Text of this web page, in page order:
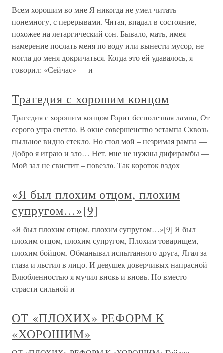
Всем хорошим во мне Я никогда не умел читать
понемногу, с перерывами. Читая, впадал в состояние,
похожее на летаргический сон. Бывало, мать, имея
намерение послать меня по воду или вынести мусор, не
могла до меня докричаться. Когда это ей удавалось, я
говорил: «Сейчас» — и
Трагедия с хорошим концом
Трагедия с хорошим концом Горит бесполезная лампа, От
серого утра светло. В окне совершенство эстампа Сквозь
пыльное видно стекло. Но стол мой – незримая рампа —
Добро я играю и зло… Нет, мне не нужны дифирамбы —
Мой зал не свистит – повезло. Так короток вздох
«Я был плохим отцом, плохим
супругом…»[9]
«Я был плохим отцом, плохим супругом…»[9] Я был
плохим отцом, плохим супругом, Плохим товарищем,
плохим бойцом. Обманывал испытанного друга, Лгал за
глаза и льстил в лицо. И девушек доверчивых напрасной
Влюбленностью я мучил вновь и вновь. Но вместо
страсти сильной и
ОТ «ПЛОХИХ» РЕФОРМ К
«ХОРОШИМ»